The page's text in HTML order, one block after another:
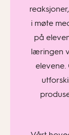
i møte
på
læringen
elevene.